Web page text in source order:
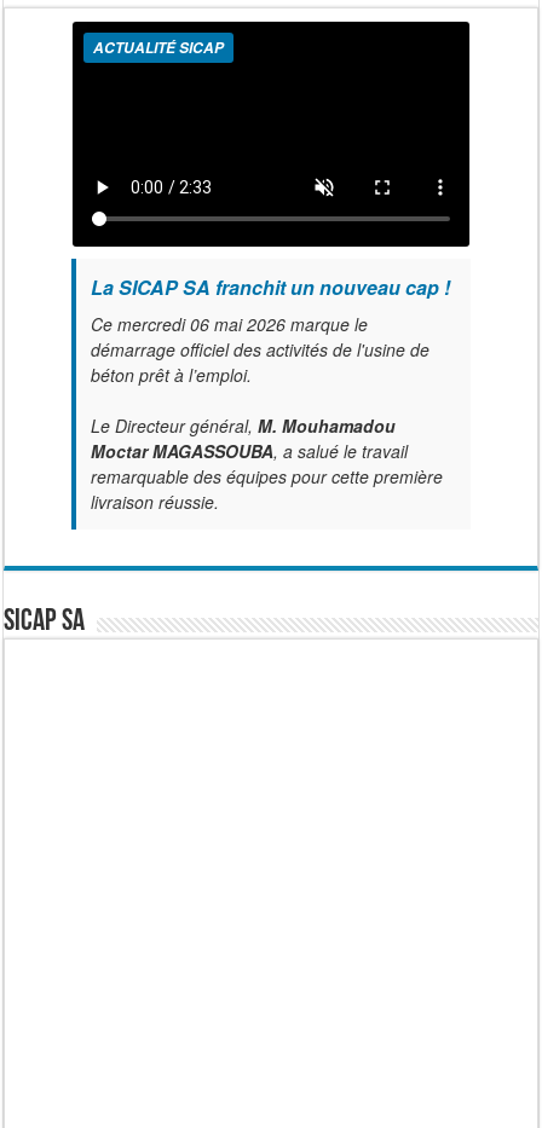
ACTUALITÉ SICAP
La SICAP SA franchit un nouveau cap !
Ce mercredi 06 mai 2026 marque le
démarrage officiel des activités de l'usine de
béton prêt à l’emploi.
Le Directeur général, M. Mouhamadou
Moctar MAGASSOUBA, a salué le travail
remarquable des équipes pour cette première
livraison réussie.
SICAP SA